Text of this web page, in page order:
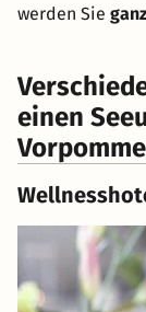
werden Sie
einen